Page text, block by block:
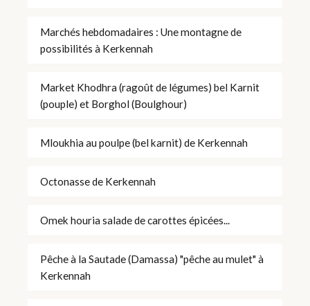
Marchés hebdomadaires : Une montagne de
possibilités à Kerkennah
Market Khodhra (ragoût de légumes) bel Karnit
(pouple) et Borghol (Boulghour)
Mloukhia au poulpe (bel karnit) de Kerkennah
Octonasse de Kerkennah
Omek houria salade de carottes épicées...
Pêche à la Sautade (Damassa) "pêche au mulet" à
Kerkennah